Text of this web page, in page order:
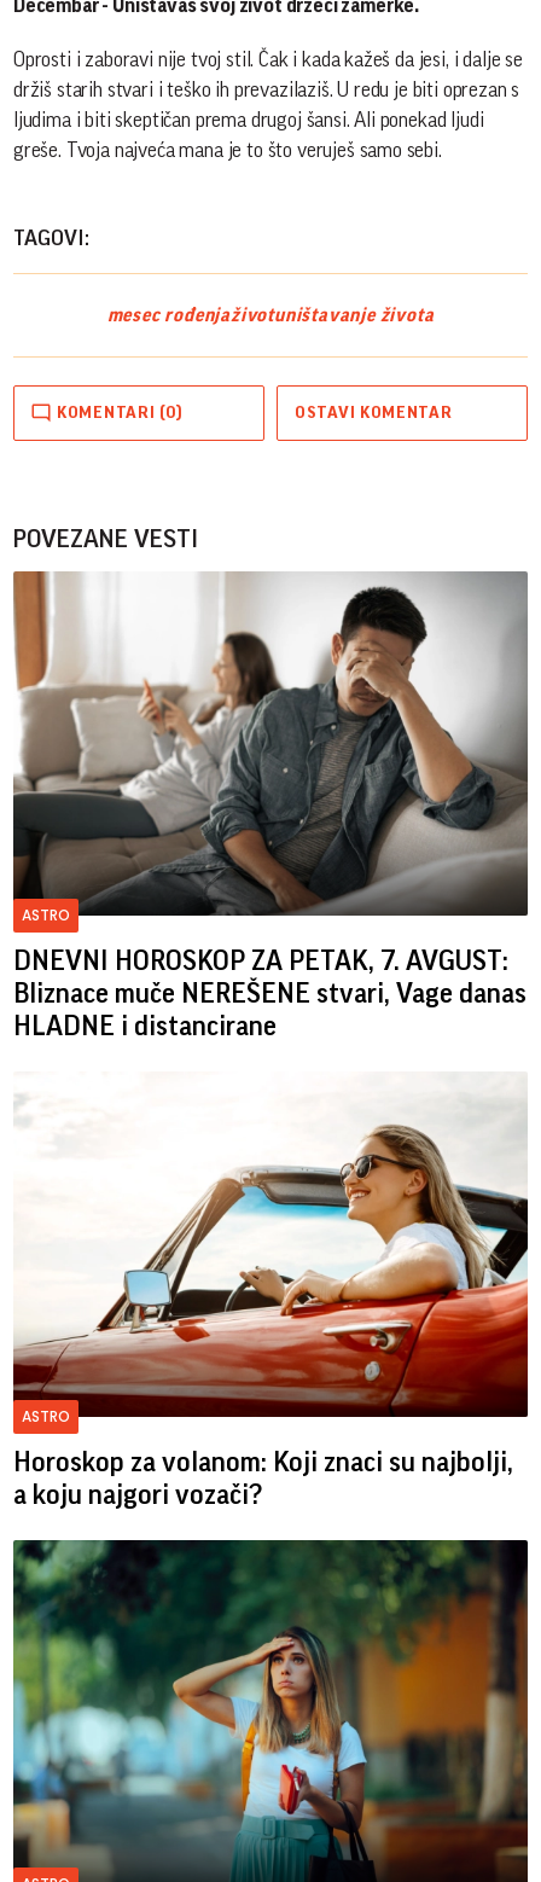
Decembar - Uništavaš svoj život držeći zamerke.
Oprosti i zaboravi nije tvoj stil. Čak i kada kažeš da jesi, i dalje se
držiš starih stvari i teško ih prevazilaziš. U redu je biti oprezan s
ljudima i biti skeptičan prema drugoj šansi. Ali ponekad ljudi
greše. Tvoja najveća mana je to što veruješ samo sebi.
TAGOVI:
mesec rođenjaživotuništavanje života
KOMENTARI (0) OSTAVI KOMENTAR
POVEZANE VESTI
ASTRO
DNEVNI HOROSKOP ZA PETAK, 7. AVGUST:
Bliznace muče NEREŠENE stvari, Vage danas
HLADNE i distancirane
ASTRO
Horoskop za volanom: Koji znaci su najbolji,
a koju najgori vozači?